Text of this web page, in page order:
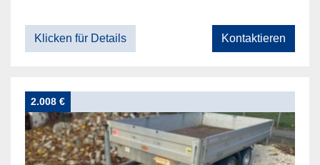
Klicken für Details Kontaktieren
2.008 €